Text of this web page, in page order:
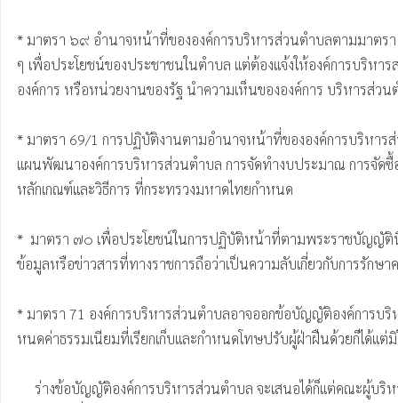
* มาตรา ๖๙ อํานาจหน้าที่ขององค์การบริหารส่วนตําบลตามมาตร
ๆ เพื่อประโยชน์ของประชาชนในตําบล แต่ต้องแจ้งให้องค์การบริห
องค์การ หรือหน่วยงานของรัฐ นําความเห็นขององค์การ บริหารส่ว
* มาตรา 69/1 การปฏิบัติงานตามอํานาจหน้าที่ขององค์การบริหารส่
แผนพัฒนาองค์การบริหารส่วนตําบล การจัดทํางบประมาณ การจัดซื้
หลักเกณฑ์และวิธีการ ที่กระทรวงมหาดไทยกําหนด
*  มาตรา ๗๐ เพื่อประโยชน์ในการปฏิบัติหน้าที่ตามพระราชบัญญัตินี้ใ
ข้อมูลหรือข่าวสารที่ทางราชการถือว่าเป็นความลับเกี่ยวกับการรักษ
* มาตรา 71 องค์การบริหารส่วนตําบลอาจออกข้อบัญญัติองค์การบริ
หนดค่าธรรมเนียมที่เรียกเก็บและกําหนดโทษปรับผู้ฝ่าฝืนด้วยก็ได้